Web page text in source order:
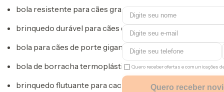
Quero receber ofertas e comunicações
Quero receber
bola resistente para cães grandes
brinquedo durável para cães de mordida forte
bola para cães de porte gigante
bola de borracha termoplástica para pets
brinquedo flutuante para cachorro